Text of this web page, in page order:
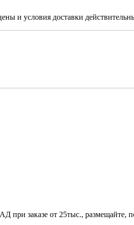
и условия доставки действительны
заказе от 25тыс., размещайте,